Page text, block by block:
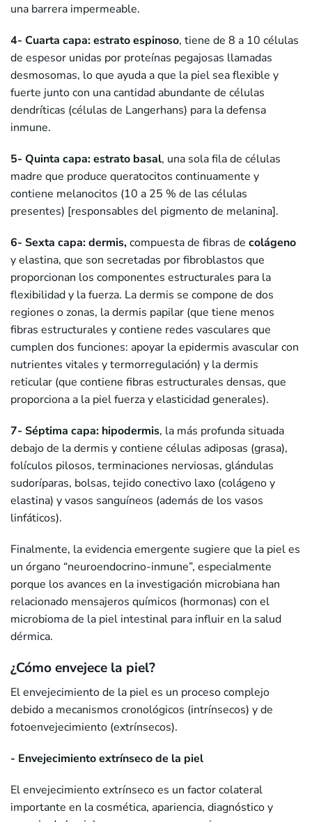
una barrera impermeable.
4- Cuarta capa: estrato espinoso, tiene de 8 a 10 células
de espesor unidas por proteínas pegajosas llamadas
desmosomas, lo que ayuda a que la piel sea flexible y
fuerte junto con una cantidad abundante de células
dendríticas (células de Langerhans) para la defensa
inmune.
5- Quinta capa: estrato basal, una sola fila de células
madre que produce queratocitos continuamente y
contiene melanocitos (10 a 25 % de las células
presentes) [responsables del pigmento de melanina].
6- Sexta capa: dermis,compuesta de fibras de colágeno
y elastina, que son secretadas por fibroblastos que
proporcionan los componentes estructurales para la
flexibilidad y la fuerza. La dermis se compone de dos
regiones o zonas, la dermis papilar (que tiene menos
fibras estructurales y contiene redes vasculares que
cumplen dos funciones: apoyar la epidermis avascular con
nutrientes vitales y termorregulación) y la dermis
reticular (que contiene fibras estructurales densas, que
proporciona a la piel fuerza y elasticidad generales).
7- Séptima capa: hipodermis, la más profunda situada
debajo de la dermis y contiene células adiposas (grasa),
folículos pilosos, terminaciones nerviosas, glándulas
sudoríparas, bolsas, tejido conectivo laxo (colágeno y
elastina) y vasos sanguíneos (además de los vasos
linfáticos).
Finalmente, la evidencia emergente sugiere que la piel es
un órgano “neuroendocrino-inmune”, especialmente
porque los avances en la investigación microbiana han
relacionado mensajeros químicos (hormonas) con el
microbioma de la piel intestinal para influir en la salud
dérmica.
¿Cómo envejece la piel?
El envejecimiento de la piel es un proceso complejo
debido a mecanismos cronológicos (intrínsecos) y de
fotoenvejecimiento (extrínsecos).
- Envejecimiento extrínseco de la piel
El envejecimiento extrínseco es un factor colateral
importante en la cosmética, apariencia, diagnóstico y